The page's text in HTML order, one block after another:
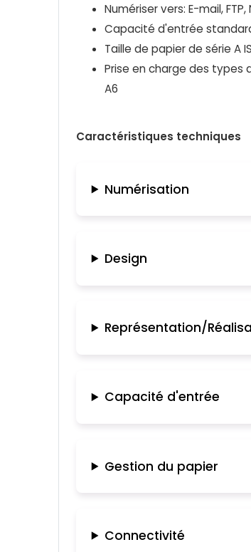
Numériser vers: E-mail,
Capacité d'entrée
Taille de papier de série A
Prise en charge des types
A6
Caractéristiques techniques
Numérisation
Design
Représentation/
Capacité d'entrée
Gestion du papier
Connectivité